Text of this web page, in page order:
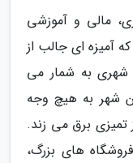
مالی و آموزشی
آمیزه ای جالب از
به شمار می
شهر به هیچ وجه
برق می زند.
های بزرگ،